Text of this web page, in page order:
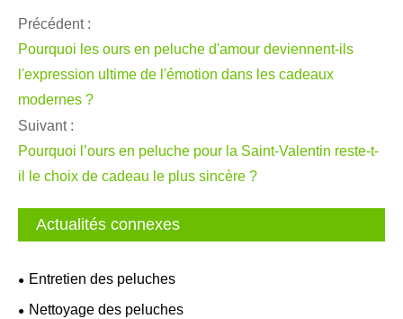
Précédent :
Pourquoi les ours en peluche d'amour deviennent-ils
l'expression ultime de l'émotion dans les cadeaux
modernes ?
Suivant :
Pourquoi l’ours en peluche pour la Saint-Valentin reste-t-
il le choix de cadeau le plus sincère ?
Actualités connexes
Entretien des peluches
Nettoyage des peluches